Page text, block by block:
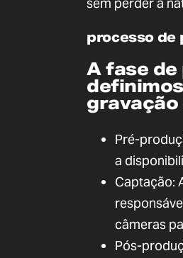
processo de
A fase
gravação
Pré-
a
Captação:
câmeras
Pós-